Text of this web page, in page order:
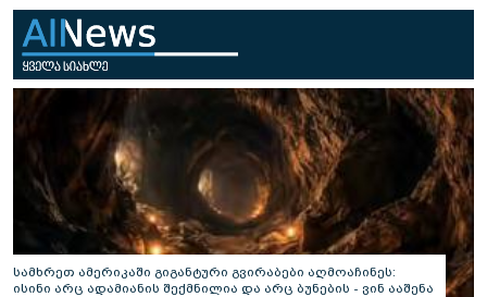
სამხრეთ ამერიკაში გიგანტური გვირაბები აღმოაჩინეს:
ისინი არც ადამიანის შექმნილია და არც ბუნების - ვინ ააშენა